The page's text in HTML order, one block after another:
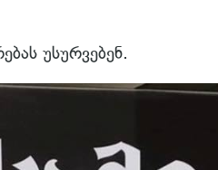
უსურვებენ.